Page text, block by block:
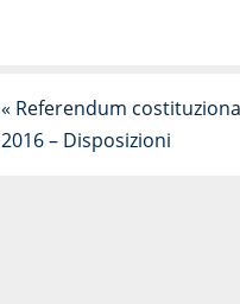
« Referendum
2016 – Disposizioni